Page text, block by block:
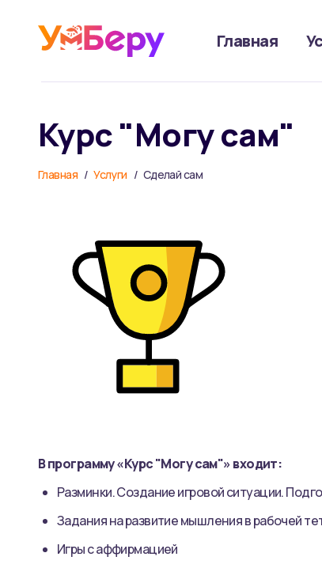
Главная
Курс "Могу сам"
Главная Услуги Сделай сам
В программу «Курс "Могу сам"» входит:
Разминки. Создание игровой ситуации.
Задания на развитие мышления в рабочей
Игры с аффирмацией